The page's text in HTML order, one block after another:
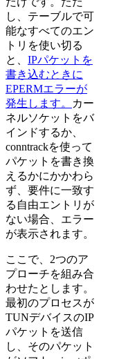
し、テーブルで可
能なすべてのエン
トリを使い切る
と、 IPパケットを
書き込むときに
EPERMエラーが
発生します。
カー
ネルソケットをバ
インドするか、
conntrackを使って
パケットを書き換
えるかにかかわら
ず、要件に一致す
る自由エントリが
ない場合、エラー
が表示されます。
ここで、2つのア
プローチを組み合
わせたとします。
最初のプロセスが
TUNデバイスのIP
パケットを送信
し、そのパケット